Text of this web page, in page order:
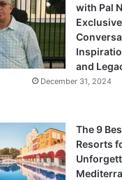
with Pal
Exclusive
and
December 31, 2024
The 9
Resorts